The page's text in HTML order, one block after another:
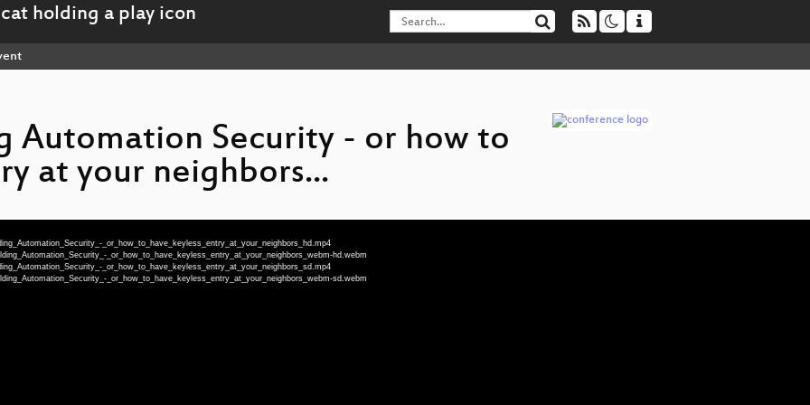
Automation Security - or how to
at your neighbors...
_or_how_to_have_keyless_entry_at_your_neighbors_hd.mp4
_or_how_to_have_keyless_entry_at_your_neighbors_webm-hd.webm
_or_how_to_have_keyless_entry_at_your_neighbors_sd.mp4
_or_how_to_have_keyless_entry_at_your_neighbors_webm-sd.webm